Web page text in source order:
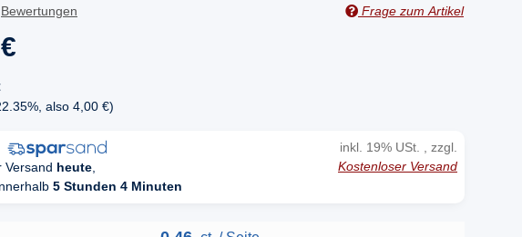
Bewertungen Frage zum Artikel
, also 4,00 €)
Versand heute
5 Stunden 4 Minuten
inkl. 19% USt. , zzgl.
Kostenloser Versand